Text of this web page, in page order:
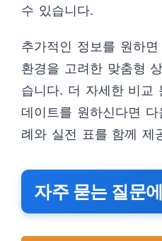
수 있습니다.
추가적인 정보를 원하
환경을 고려한 맞춤형
습니다. 더 자세한 비교
데이트를 원하신다면
례와 실전 표를 함께 제
자주 묻는 질문